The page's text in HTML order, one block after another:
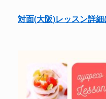
対面(大阪)レッスン詳細